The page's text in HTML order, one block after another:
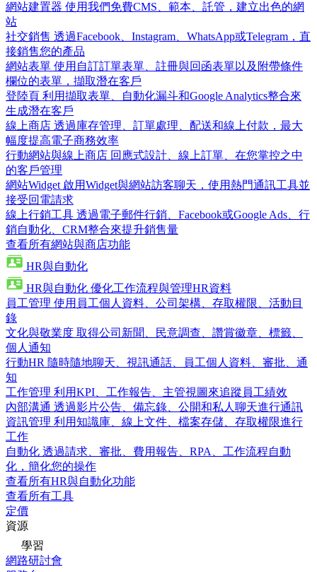
網站建置器 使用我們免費CMS、範本、託管，建立出色的網
站
社交銷售 透過Facebook、Instagram、WhatsApp或Telegram，直
接銷售您的產品
網站表單 使用自訂訂單表單、註冊與回函表單以及附帶條件
欄位的表單，擷取潛在客戶
登陸頁 利用擷取表單、自動化漏斗和Google Analytics整合來
生成潛在客戶
線上商店 透過庫存管理、訂單處理、配送和線上付款，最大
幅度提高電子商務效率
行動網站與線上商店 回應式設計、線上訂單、在您掌控之中
的客戶管理
網站Widget 啟用Widget與網站訪客聊天，使用熱門通訊工具並
接受回電請求
線上行銷工具 透過電子郵件行銷、Facebook或Google Ads、行
銷自動化、CRM整合來提升銷售量
查看所有網站與商店功能
HR與自動化
HR與自動化 優化工作流程與管理HR資料
員工管理 使用員工個人資料、公司架構、存取權限、活動目
錄
文化與敬業度 取得公司新聞、民意調查、讚賞徽章、標籤、
個人通知
行動HR 隨時隨地聊天、視訊通話、員工個人資料、審批、通
知
工作管理 利用KPI、工作報告、主管視圖來追蹤員工績效
內部溝通 透過影片公告、備忘錄、公開和私人聊天進行通訊
資訊管理 利用知識庫、線上文件、檔案存儲、存取權限進行
工作
自動化 透過請求、審批、費用報告、RPA、工作流程自動
化，簡化您的操作
查看所有HR與自動化功能
查看所有工具
定價
資源
學習
網路研討會